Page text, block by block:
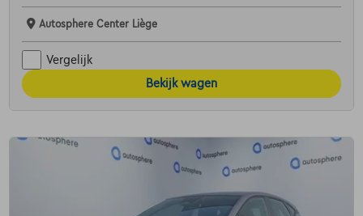
Autosphere Center Liège
Vergelijk
Bekijk wagen